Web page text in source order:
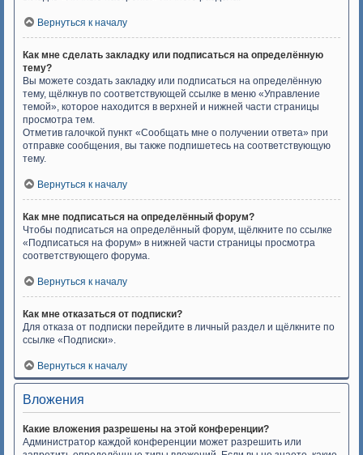
Вернуться к началу
Как мне сделать закладку или подписаться на определённую
тему?
Вы можете создать закладку или подписаться на определённую
тему, щёлкнув по соответствующей ссылке в меню «Управление
темой», которое находится в верхней и нижней части страницы
просмотра тем.
Отметив галочкой пункт «Сообщать мне о получении ответа» при
отправке сообщения, вы также подпишетесь на соответствующую
тему.
Вернуться к началу
Как мне подписаться на определённый форум?
Чтобы подписаться на определённый форум, щёлкните по ссылке
«Подписаться на форум» в нижней части страницы просмотра
соответствующего форума.
Вернуться к началу
Как мне отказаться от подписки?
Для отказа от подписки перейдите в личный раздел и щёлкните по
ссылке «Подписки».
Вернуться к началу
Вложения
Какие вложения разрешены на этой конференции?
Администратор каждой конференции может разрешить или